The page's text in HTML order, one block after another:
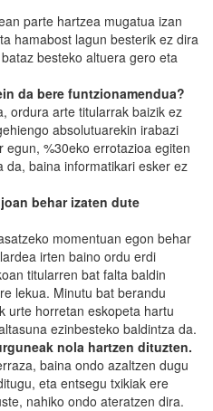
parte hartzea mugatua izan
hamabost lagun besterik ez dira
besteko altuera gero eta
da bere funtzionamendua?
ordura arte titularrak baizik ez
absolutuarekin irabazi
%30eko errotazioa egiten
da, baina informatikari esker ez
behar izaten dute
momentuan egon behar
irten baino ordu erdi
titularren bat falta baldin
lekua. Minutu bat berandu
urte horretan eskopeta hartu
ezinbesteko baldintza da.
nola hartzen dituzten.
baina ondo azaltzen dugu
eta entsegu txikiak ere
nahiko ondo ateratzen dira.